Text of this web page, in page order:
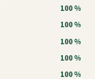
100 %
100 %
100 %
100 %
100 %